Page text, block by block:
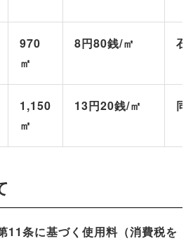
970
㎡
8円80銭/㎡ 石
1,150
㎡
13円20銭/㎡ 同
11条に基づく使用料（消費税を